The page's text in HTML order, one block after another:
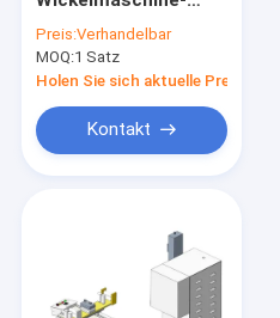
des Motor400rpm
halb automatische
Preis:Verhandelbar
MOQ:1 Satz
Holen Sie sich aktuelle Preis
Kontakt